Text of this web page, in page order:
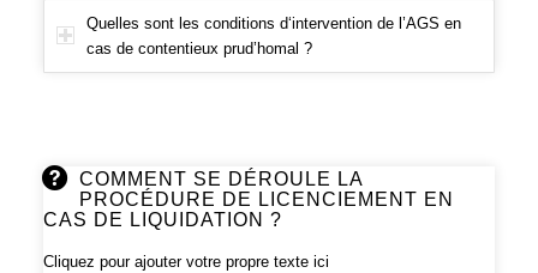
Quelles sont les conditions d‘intervention de l’AGS en
cas de contentieux prud’homal ?
COMMENT SE DÉROULE LA
PROCÉDURE DE LICENCIEMENT EN
CAS DE LIQUIDATION ?
Cliquez pour ajouter votre propre texte ici